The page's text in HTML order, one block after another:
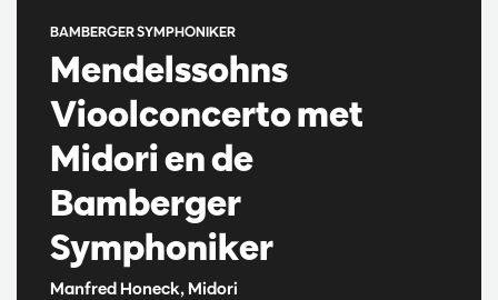
Mendelssohns
Vioolconcerto met
Midori en de
Bamberger
Symphoniker
Manfred Honeck, Midori
BAMBERGER SYMPHONIKER